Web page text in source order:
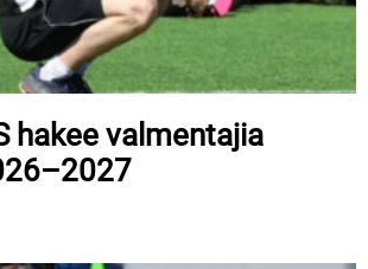
hakee valmentajia